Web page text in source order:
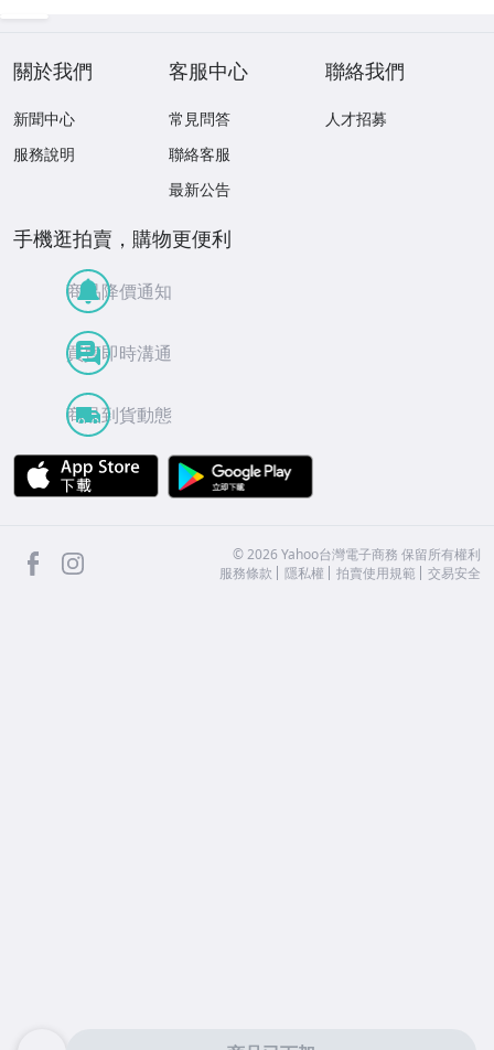
關於我們
新聞中心
服務說明
客服中心
常見問答
聯絡客服
最新公告
聯絡我們
人才招募
手機逛拍賣，購物更便利
商品降價通知
買賣即時溝通
商品到貨動態
APP Store
facebook ©2026 Yahoo台灣電子商務 保留所有權利
服務條款
隱私權 拍賣使用規範 交易安全